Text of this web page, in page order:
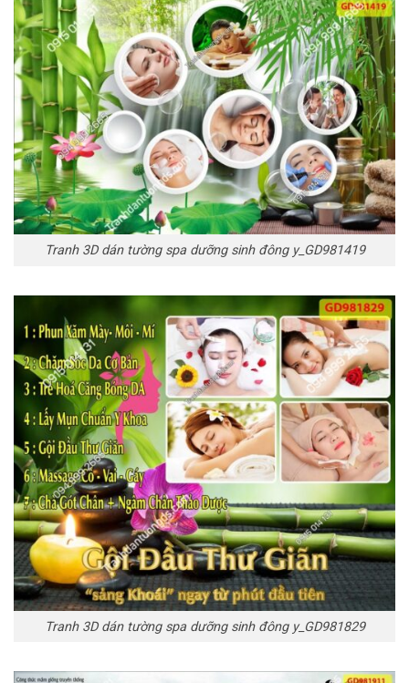
Tranh 3D dán tường spa dưỡng sinh đông y_GD981419
Tranh 3D dán tường spa dưỡng sinh đông y_GD981829